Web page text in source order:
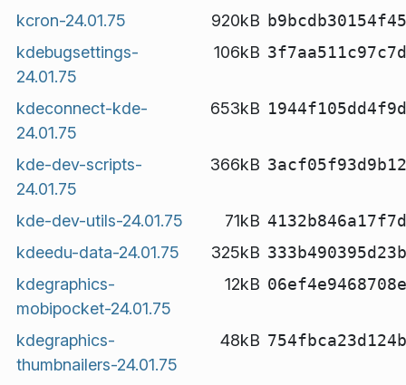
kcron-24.01.75 920kB
kdebugsettings-
24.01.75
106kB
kdeconnect-kde-
24.01.75
653kB
kde-dev-scripts-
24.01.75
366kB
kde-dev-utils-24.01.75 71kB
kdeedu-data-24.01.75
325kB
kdegraphics-
mobipocket-24.01.75
12kB
kdegraphics-
thumbnailers-24.01.75
48kB